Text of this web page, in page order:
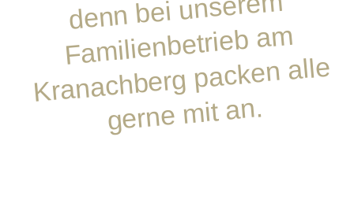
m
m
Kranachberg packen alle
mit an.